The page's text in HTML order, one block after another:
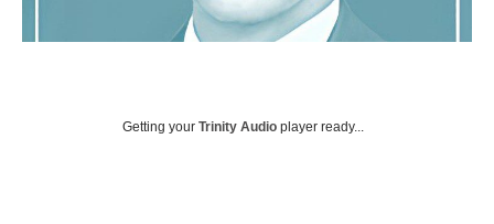
Getting your Trinity Audio player ready...